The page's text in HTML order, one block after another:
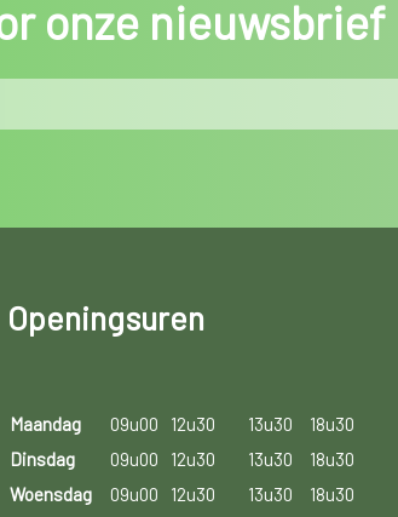
onze nieuwsbrief
Openingsuren
Maandag 09u00 12u30 13u30
18u30
Dinsdag
09u00 12u30 13u30
18u30
Woensdag
09u00 12u30 13u30
18u30